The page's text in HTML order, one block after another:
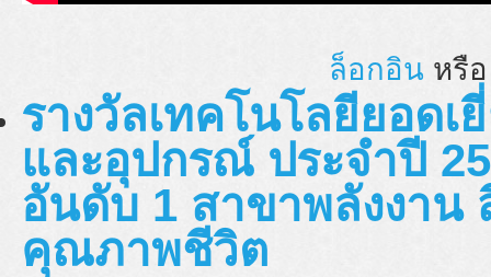
ล็อกอิน หรื
รางวัลเทคโนโลยียอดเ
และอุปกรณ์ ประจำปี
อันดับ 1 สาขาพลังงา
คุณภาพชีวิต